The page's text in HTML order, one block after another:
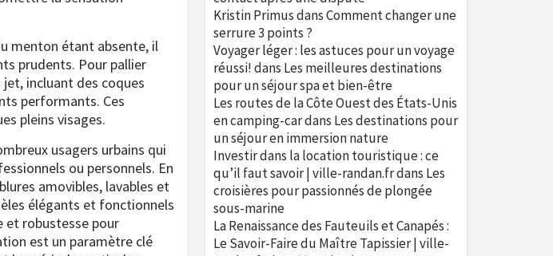
menton étant absente, il
prudents. Pour pallier
incluant des coques
performants. Ces
pleins visages.
usagers urbains qui
ou personnels. En
amovibles, lavables et
élégants et fonctionnels
et robustesse pour
est un paramètre clé
Kristin PrimusdansComment changer une
serrure 3 points ?
Voyager léger : les astuces pour un voyage
réussi!dans Les meilleures destinations
pour un séjour spa et bien-être
Les routes de la Côte Ouest des États-Unis
en camping-cardans Les destinations pour
un séjour en immersion nature
Investir dans la location touristique : ce
qu’il faut savoir | ville-randan.frdans Les
croisières pour passionnés de plongée
sous-marine
La Renaissance des Fauteuils et Canapés :
Le Savoir-Faire du Maître Tapissier | ville-